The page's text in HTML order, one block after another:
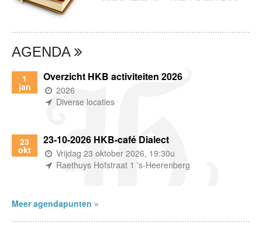
AGENDA
1
jan
Overzicht HKB activiteiten 2026
(wanneer)
2026
(waar)
Diverse locaties
23
okt
23-10-2026 HKB-café Dialect
(wanneer)
Vrijdag 23 oktober 2026, 19:30u
(waar)
Raethuys Hofstraat 1 's-Heerenberg
Meer agendapunten »